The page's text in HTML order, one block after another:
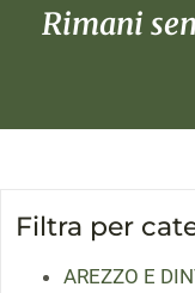
Rimani
Filtra per
AREZZO E